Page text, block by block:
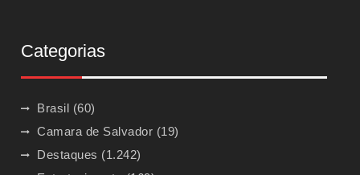
Categorias
Brasil (60)
Camara de Salvador (19)
Destaques (1.242)